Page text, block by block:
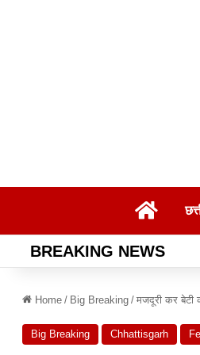
Home
BREAKING NEWS
Home / Big Breaking / मजदूरी कर बेटी
Big Breaking Chhattisgarh